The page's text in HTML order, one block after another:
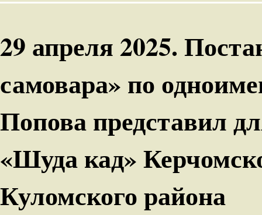
29 апреля 2025.
самовара» по
Попова представил
«Шуда кад»
Куломского района